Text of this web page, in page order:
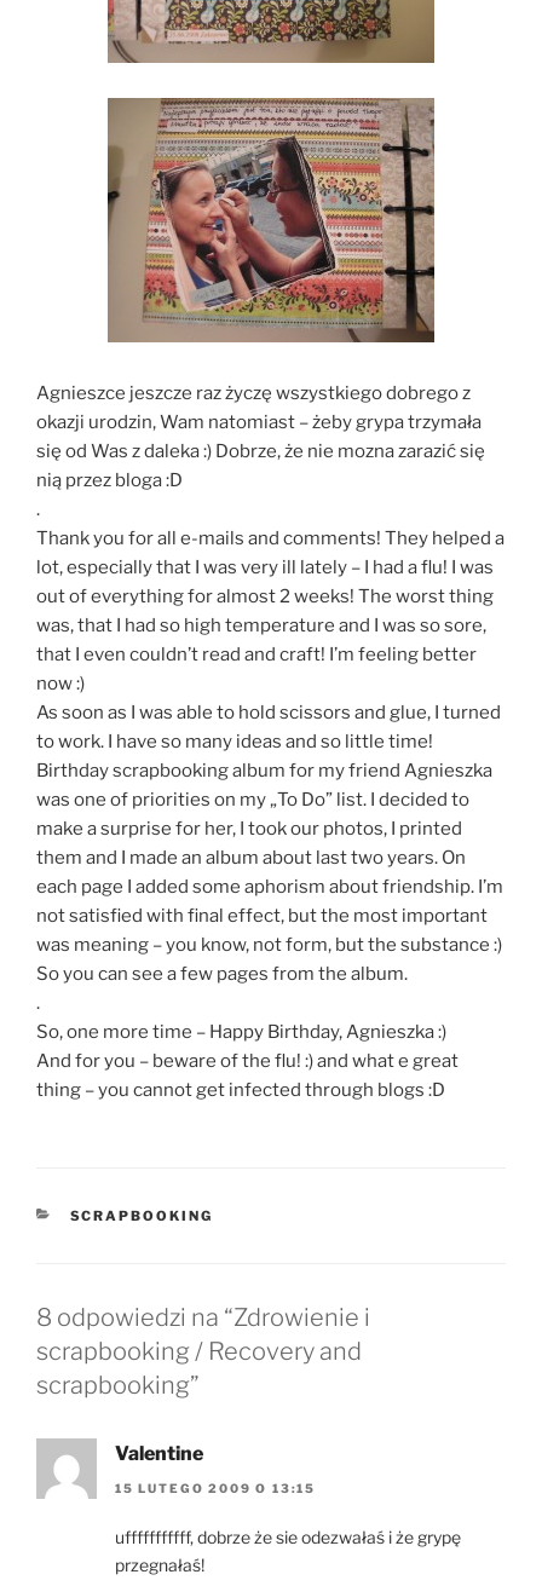
Agnieszce jeszcze raz życzę wszystkiego dobrego z
okazji urodzin, Wam natomiast – żeby grypa trzymała
się od Was z daleka :) Dobrze, że nie mozna zarazić się
nią przez bloga :D
.
Thank you for all e-mails and comments! They helped a
lot, especially that I was very ill lately – I had a flu! I was
out of everything for almost 2 weeks! The worst thing
was, that I had so high temperature and I was so sore,
that I even couldn’t read and craft! I’m feeling better
now :)
As soon as I was able to hold scissors and glue, I turned
to work. I have so many ideas and so little time!
Birthday scrapbooking album for my friend Agnieszka
was one of priorities on my „To Do” list. I decided to
make a surprise for her, I took our photos, I printed
them and I made an album about last two years. On
each page I added some aphorism about friendship. I’m
not satisfied with final effect, but the most important
was meaning – you know, not form, but the substance :)
So you can see a few pages from the album.
.
So, one more time – Happy Birthday, Agnieszka :)
And for you – beware of the flu! :) and what e great
thing – you cannot get infected through blogs :D
KATEGORIE
SCRAPBOOKING
8 odpowiedzi na “Zdrowienie i
scrapbooking / Recovery and
scrapbooking”
Valentine
15 LUTEGO 2009 O 13:15
ufffffffffff, dobrze że sie odezwałaś i że grypę
przegnałaś!